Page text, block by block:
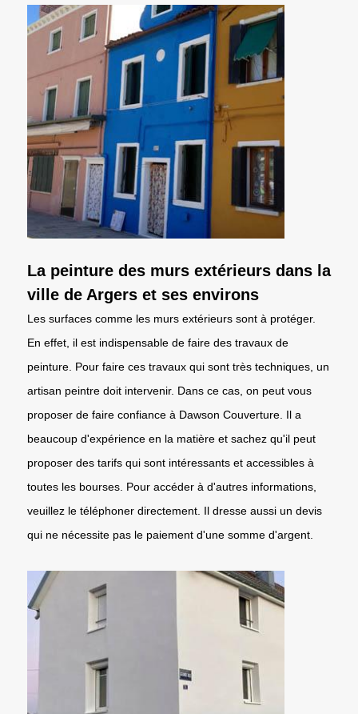
La peinture des murs extérieurs dans la
ville de Argers et ses environs
Les surfaces comme les murs extérieurs sont à protéger.
En effet, il est indispensable de faire des travaux de
peinture. Pour faire ces travaux qui sont très techniques, un
artisan peintre doit intervenir. Dans ce cas, on peut vous
proposer de faire confiance à Dawson Couverture. Il a
beaucoup d'expérience en la matière et sachez qu'il peut
proposer des tarifs qui sont intéressants et accessibles à
toutes les bourses. Pour accéder à d'autres informations,
veuillez le téléphoner directement. Il dresse aussi un devis
qui ne nécessite pas le paiement d'une somme d'argent.